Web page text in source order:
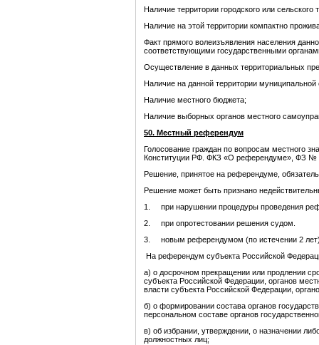
Наличие территории городского или сельского
Наличие на этой территории компактно
Факт прямого волеизъявления населения
соответствующими государственными
Осуществление в данных территориальных
Наличие на данной территории муниципальной
Наличие местного бюджета;
Наличие выборных органов местного
50. Местный референдум
Голосование граждан по вопросам местного
Конституции РФ. ФКЗ «О референдуме», ФЗ №
Решение, принятое на референдуме,
Решение может быть признано
1. при нарушении процедуры проведения
2. при опротестовании решения судом.
3. новым референдумом (по истечении 2
На референдум субъекта Российской
а) о досрочном прекращении или продлении
субъекта Российской Федерации, органов
власти субъекта Российской Федерации,
б) о формировании состава органов
персональном составе органов
в) об избрании, утверждении, о назначении
должностных лиц;